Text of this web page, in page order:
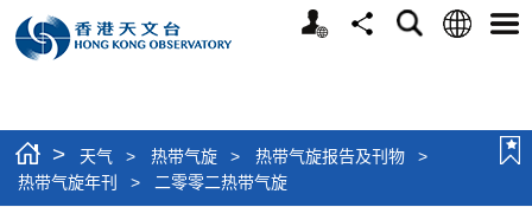
个
分
搜
语
选
> 天气 > 热带气旋 > 热带气旋报告及刊物
>
热带气旋年刊
> 二零零二热带气旋